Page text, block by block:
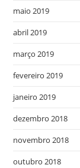
maio 2019
abril 2019
março 2019
fevereiro 2019
janeiro 2019
dezembro 2018
novembro 2018
outubro 2018